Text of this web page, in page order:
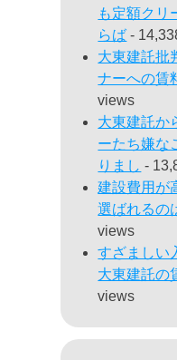
も定額クリ
らば -
大東建託批
ナーへの賃
views
大東建託か
ーたち嫌な
りまし -
建設費用が
選ばれるの
views
すざましい
大東建託の
views